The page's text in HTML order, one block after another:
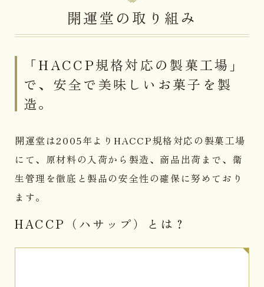
開運堂の取り組み
「HACCP規格対応の製菓工場」
で、安全で美味しいお菓子を製
造。
開運堂は2005年よりHACCP規格対応の製菓工場
にて、原材料の入荷から製造、商品出荷まで、衛
生管理を徹底と製品の安全性の確保に努めており
ます。
HACCP（ハサップ）とは？